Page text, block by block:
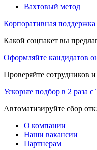
Вахтовый метод
Корпоративная поддержка
Какой соцпакет вы
Оформляйте кандидатов
Проверяйте сотрудников
Ускорьте подбор в 2 раза с
Автоматизируйте сбор
О компании
Наши вакансии
Партнерам